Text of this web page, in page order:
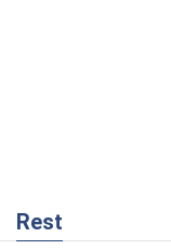
Rest